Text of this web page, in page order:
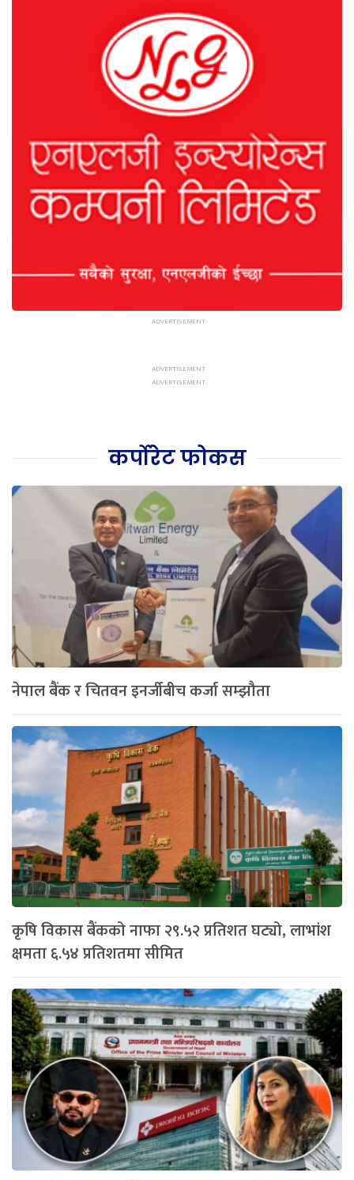
कर्पोरेट फोकस
नेपाल बैंक र चितवन इनर्जीबीच कर्जा सम्झौता
कृषि विकास बैंकको नाफा २९.५२ प्रतिशत घट्यो, लाभांश
क्षमता ६.५४ प्रतिशतमा सीमित